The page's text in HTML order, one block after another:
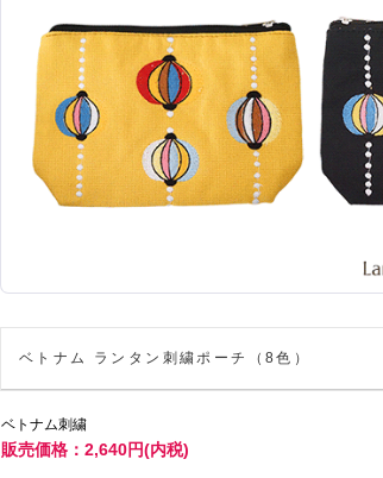
ベトナム ランタン刺繍ポーチ（8色）
ベトナム刺繍
販売価格：2,640円(内税)